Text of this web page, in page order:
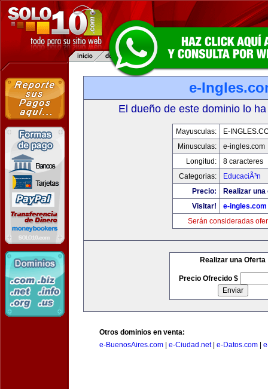
e-
El dueño de este dominio lo
Mayusculas:
E-
Minusculas:
e-ingles.com
Longitud:
8 caracteres
Categorias:
EducaciÃ³n
Precio:
Realizar
Visitar!
e-ingles.com
Serán consideradas
Realizar una Oferta
Precio Ofrecido $
Otros dominios en venta:
e-BuenosAires.com
e-Ciudad.net| e-Datos.com